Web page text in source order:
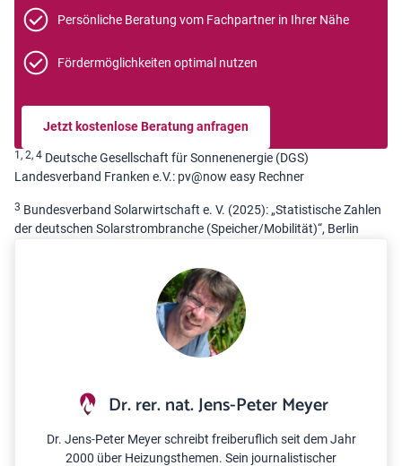
Persönliche Beratung vom Fachpartner in Ihrer Nähe
Fördermöglichkeiten optimal nutzen
Jetzt kostenlose Beratung anfragen
1, 2, 4 Deutsche Gesellschaft für Sonnenenergie (DGS)
Landesverband Franken e.V.: pv@now easy Rechner
3 Bundesverband Solarwirtschaft e. V. (2025): „Statistische Zahlen
der deutschen Solarstrombranche (Speicher/Mobilität)“, Berlin
Dr. rer. nat. Jens-Peter Meyer
Dr. Jens-Peter Meyer schreibt freiberuflich seit dem Jahr
2000 über Heizungsthemen. Sein journalistischer